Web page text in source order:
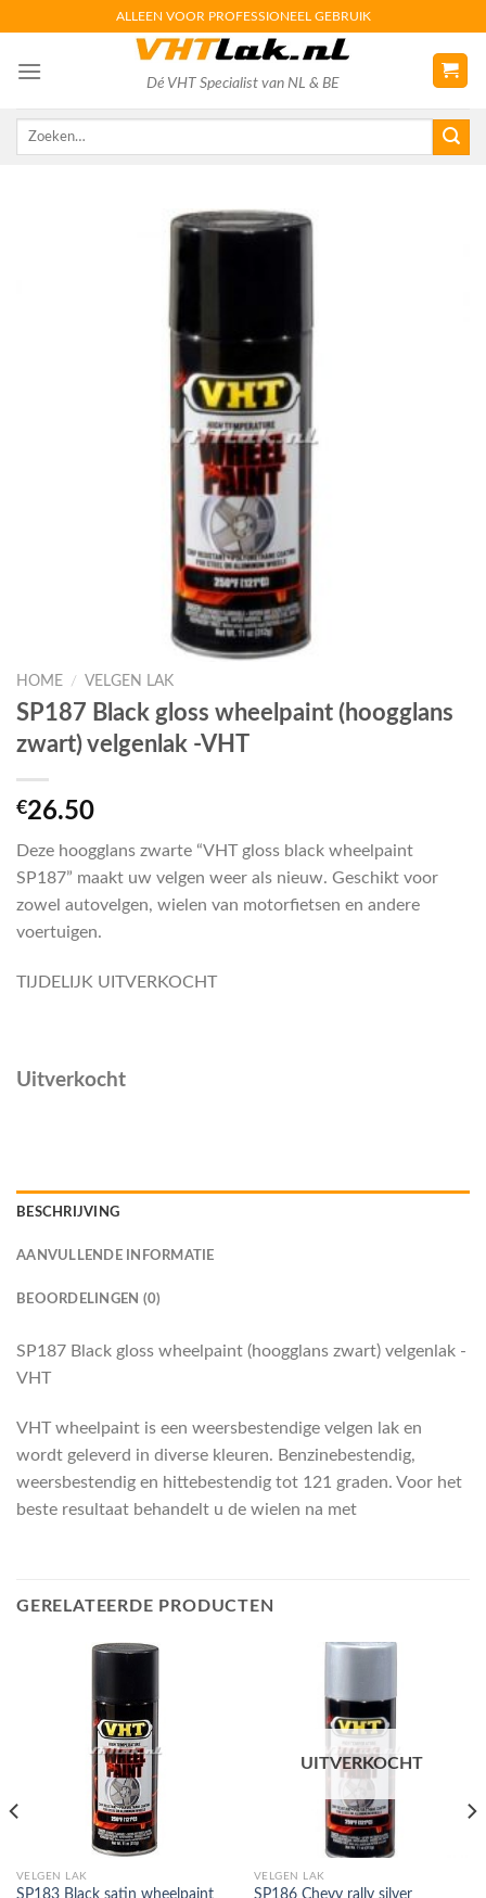
content
ALLEEN VOOR PROFESSIONEEL GEBRUIK
Dé VHT Specialist van NL & BE
Zoeken
HOME / VELGEN LAK
SP187 Black gloss wheelpaint (hoogglans
zwart) velgenlak -VHT
€26.50
Deze hoogglans zwarte “VHT gloss black wheelpaint
SP187” maakt uw velgen weer als nieuw. Geschikt voor
zowel autovelgen, wielen van motorfietsen en andere
voertuigen.
TIJDELIJK UITVERKOCHT
Uitverkocht
BESCHRIJVING
AANVULLENDE INFORMATIE
BEOORDELINGEN (0)
SP187 Black gloss wheelpaint (hoogglans zwart) velgenlak -
VHT
VHT wheelpaint is een weersbestendige velgen lak en
wordt geleverd in diverse kleuren. Benzinebestendig,
weersbestendig en hittebestendig tot 121 graden. Voor het
beste resultaat behandelt u de wielen na met
GERELATEERDE PRODUCTEN
VELGEN LAK
SP183 Black satin wheelpaint
UITVERKOCHT
VELGEN LAK
SP186 Chevy rally silver